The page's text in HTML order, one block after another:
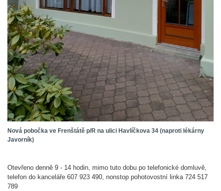
Nová pobočka ve Frenštátě p/R na ulici Havlíčkova 34 (naproti lékárny
Javorník)
Otevřeno denně 9 - 14 hodin, mimo tuto dobu po telefonické domluvě,
telefon do kanceláře 607 923 490, nonstop pohotovostní linka 724 517
789